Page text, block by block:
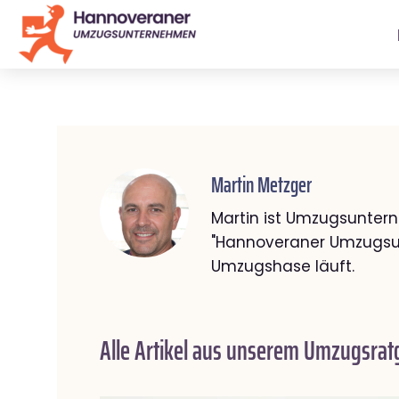
Martin Metzger
Martin ist
"Hannoveraner
Umzugshase läuft.
Alle Artikel aus unserem